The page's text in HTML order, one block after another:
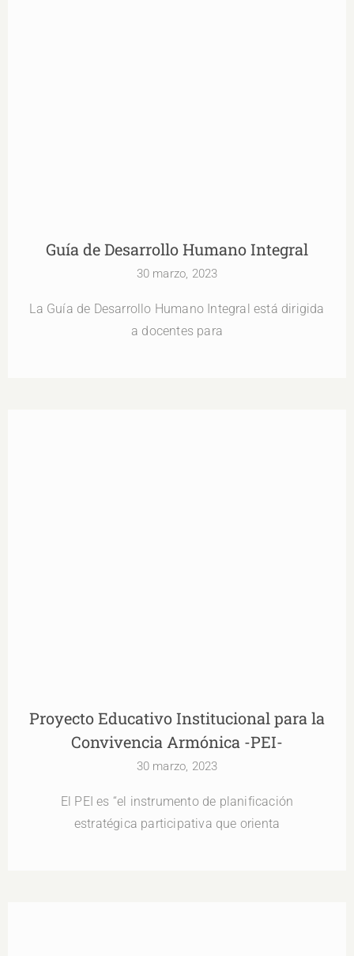
Guía de Desarrollo Humano Integral
30 marzo, 2023
La Guía de Desarrollo Humano Integral está dirigida
a docentes para
Proyecto Educativo Institucional para la
Convivencia Armónica -PEI-
30 marzo, 2023
El PEI es “el instrumento de planificación
estratégica participativa que orienta